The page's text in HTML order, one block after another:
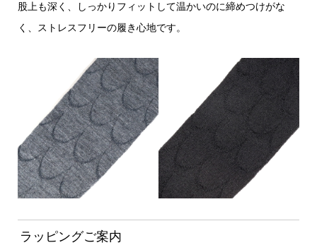
股上も深く、しっかりフィットして温かいのに締めつけがな
く、ストレスフリーの履き心地です。
ラッピングご案内